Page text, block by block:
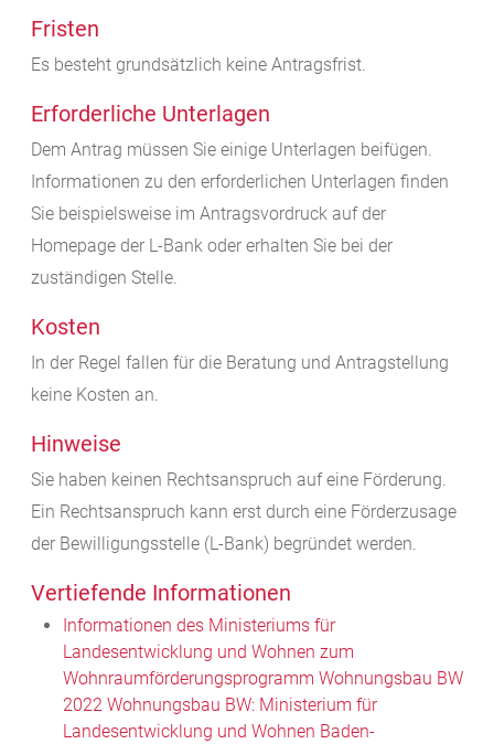
Fristen
Es besteht grundsätzlich keine Antragsfrist.
Erforderliche Unterlagen
Dem Antrag müssen Sie einige Unterlagen beifügen.
Informationen zu den erforderlichen Unterlagen finden
Sie beispielsweise im Antragsvordruck auf der
Homepage der L-Bank oder erhalten Sie bei der
zuständigen Stelle.
Kosten
In der Regel fallen für die Beratung und Antragstellung
keine Kosten an.
Hinweise
Sie haben keinen Rechtsanspruch auf eine Förderung.
Ein Rechtsanspruch kann erst durch eine Förderzusage
der Bewilligungsstelle (L-Bank) begründet werden.
Vertiefende Informationen
Informationen des Ministeriums für
Landesentwicklung und Wohnen zum
Wohnraumförderungsprogramm Wohnungsbau BW
2022 Wohnungsbau BW: Ministerium für
Landesentwicklung und Wohnen Baden-